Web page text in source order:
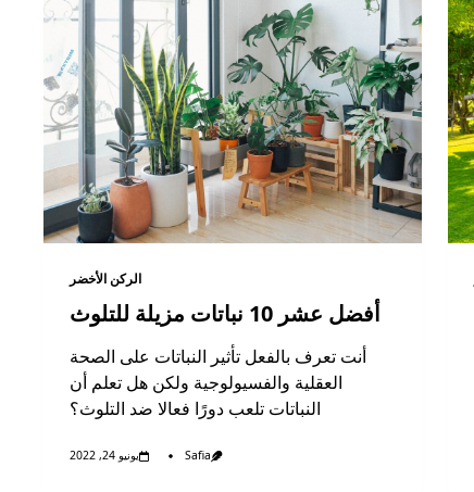
الركن الأخضر
أفضل عشر 10 نباتات مزيلة للتلوث
أنت تعرف بالفعل تأثير النباتات على الصحة
العقلية والفسيولوجية ولكن هل تعلم أن
النباتات تلعب دورًا فعالا ضد التلوث؟
Safia يونيو 24, 2022